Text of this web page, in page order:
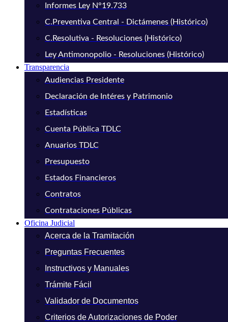
Informes Ley N°19.733
C.Preventiva Central - Dictámenes (Histórico)
C.Resolutiva - Resoluciones (Histórico)
Ley Antimonopolio - Resoluciones (Histórico)
Transparencia
Audiencias Presidente
Declaración de Intéres y Patrimonio
Estadísticas
Cuenta Pública TDLC
Anuarios TDLC
Presupuesto
Estados Financieros
Contratos
Contrataciones Públicas
Oficina Judicial
Acerca de la Tramitación
Preguntas Frecuentes
Instructivos y Manuales
Trámite Fácil
Validador de Documentos
Criterios de Autorizaciones de Poder